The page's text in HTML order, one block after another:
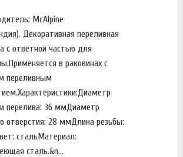
McAlpine
Декоративная переливная
с ответной частью для
в раковинах с
переливным
перелива: 36 ммДиаметр
отверстия: 28 ммДлина резьбы:
стальМатериал:
сталь.&n...